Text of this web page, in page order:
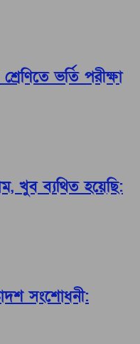
ভর্তি পরীক্ষা
খুব ব্যথিত হয়েছি:
সংশোধনী: